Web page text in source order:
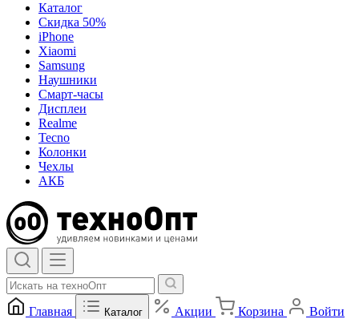
Каталог
Скидка 50%
iPhone
Xiaomi
Samsung
Наушники
Смарт-часы
Дисплеи
Realme
Tecno
Колонки
Чехлы
АКБ
Главная Каталог Акции Корзина Войти